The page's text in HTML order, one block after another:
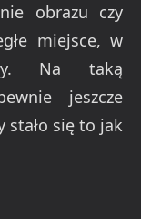
obrazu czy
miejsce, w
Na taką
jeszcze
stało się to jak